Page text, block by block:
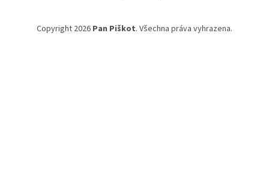
Copyright 2026 Pan Piškot. Všechna práva vyhrazena.